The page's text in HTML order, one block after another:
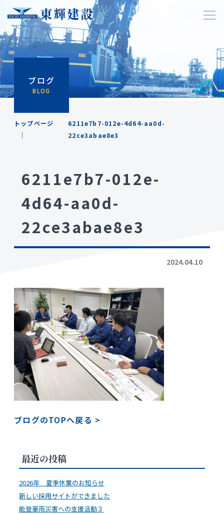
ブログ
BLOG
トップページ
6211e7b7-012e-4d64-aa0d-
22ce3abae8e3
6211e7b7-012e-
4d64-aa0d-
22ce3abae8e3
2024.04.10
ブログのTOPへ戻る >
最近の投稿
2026年 夏季休業のお知らせ
新しい採用サイトができました
能登豪雨災害への支援活動３